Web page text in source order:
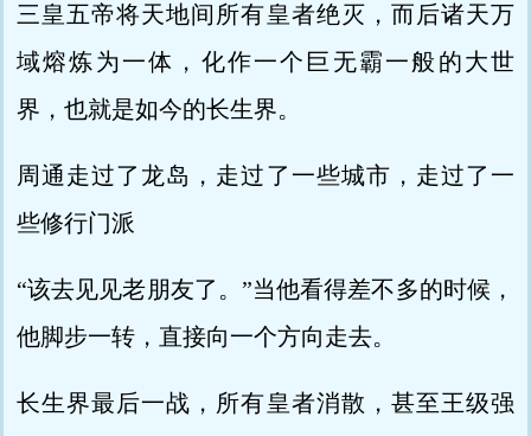
三皇五帝将天地间所有皇者绝灭，而后诸天万
域熔炼为一体，化作一个巨无霸一般的大世
界，也就是如今的长生界。
周通走过了龙岛，走过了一些城市，走过了一
些修行门派
“该去见见老朋友了。”当他看得差不多的时候，
他脚步一转，直接向一个方向走去。
长生界最后一战，所有皇者消散，甚至王级强